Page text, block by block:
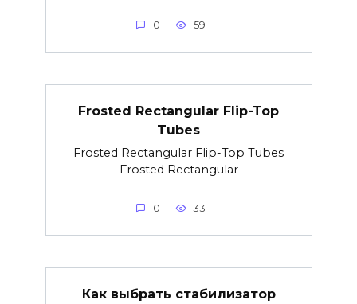
0 59
Frosted Rectangular Flip-Top
Tubes
Frosted Rectangular Flip-Top Tubes
Frosted Rectangular
0 33
Как выбрать стабилизатор